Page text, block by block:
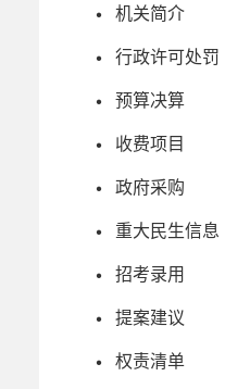
机关简介
行政许可处罚
预算决算
收费项目
政府采购
重大民生信息
招考录用
提案建议
权责清单